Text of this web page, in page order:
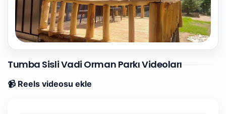
Tumba Sisli Vadi Orman Parkı Videoları
📹 Reels videosu ekle